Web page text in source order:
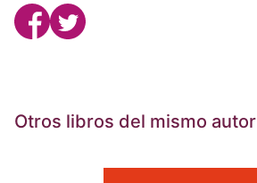
Otros libros del mismo autor